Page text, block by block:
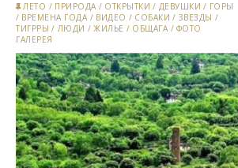
ЛЕТО / ПРИРОДА / ОТКРЫТКИ / ДЕВУШКИ / ГОРЫ
/ ВРЕМЕНА ГОДА / ВИДЕО / СОБАКИ / ЗВЕЗДЫ /
ТИГРРЫ / ЛЮДИ /ЖИЛЬЕ / ОБЩАГА / ФОТО
ГАЛЕРЕЯ